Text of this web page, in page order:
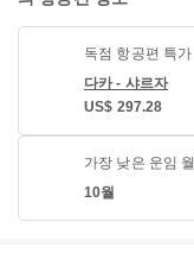
독점 항공편 특가
다카 - 샤르자
US$ 297.28
가장 낮은 운임 월
10월